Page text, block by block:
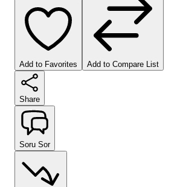
Add to Favorites Add to Compare List
Share
Soru Sor